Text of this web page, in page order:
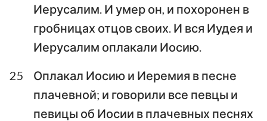
Иерусалим. И умер он, и похоронен в
гробницах отцов своих. И вся Иудея и
Иерусалим оплакали Иосию.
25
Оплакал Иосию и Иеремия в песне
плачевной; и говорили все певцы и
певицы об Иосии в плачевных песнях